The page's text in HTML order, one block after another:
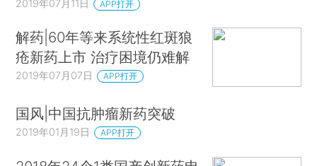
2019年07月11日 APP打开
解药|60年等来系统性红斑狼
疮新药上市 治疗困境仍难解
2019年07月07日 APP打开
国风|中国抗肿瘤新药突破
2019年01月19日 APP打开